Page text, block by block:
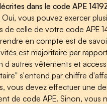
dans le code APE
Oui, vous pouvez exercer
de celle de votre code APE
en compte est de
est majoritaire par
d autres vêtements et
s'entend par chiffre
vous devez effectuer une
de code APE. Sinon, vous